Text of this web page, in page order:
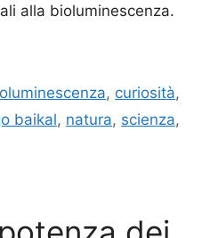
alla bioluminescenza.
, curiosità,
baikal, natura, scienza,